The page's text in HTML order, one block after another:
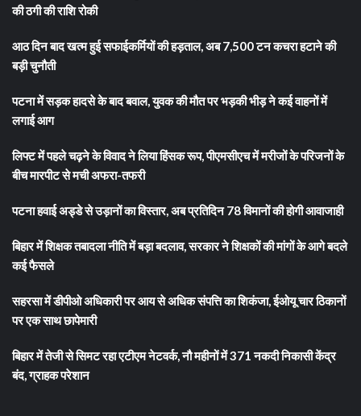
की ठगी की राशि रोकी
आठ दिन बाद खत्म हुई सफाईकर्मियों की हड़ताल, अब 7,500 टन कचरा हटाने की
बड़ी चुनौती
पटना में सड़क हादसे के बाद बवाल, युवक की मौत पर भड़की भीड़ ने कई वाहनों में
लगाई आग
लिफ्ट में पहले चढ़ने के विवाद ने लिया हिंसक रूप, पीएमसीएच में मरीजों के परिजनों के
बीच मारपीट से मची अफरा-तफरी
पटना हवाई अड्डे से उड़ानों का विस्तार, अब प्रतिदिन 78 विमानों की होगी आवाजाही
बिहार में शिक्षक तबादला नीति में बड़ा बदलाव, सरकार ने शिक्षकों की मांगों के आगे बदले
कई फैसले
सहरसा में डीपीओ अधिकारी पर आय से अधिक संपत्ति का शिकंजा, ईओयू चार ठिकानों
पर एक साथ छापेमारी
बिहार में तेजी से सिमट रहा एटीएम नेटवर्क, नौ महीनों में 371 नकदी निकासी केंद्र
बंद, ग्राहक परेशान